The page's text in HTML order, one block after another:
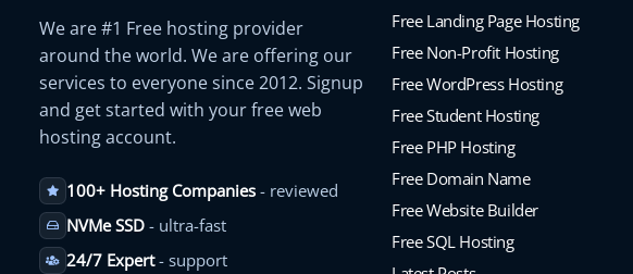
We are #1 Free hosting provider
around the world. We are offering our
services to everyone since 2012. Signup
and get started with your free web
hosting account.
100+ Hosting Companies- reviewed
NVMe SSD- ultra-fast
24/7 Expert- support
Free Landing Page Hosting
Free Non-Profit Hosting
Free WordPress Hosting
Free Student Hosting
Free PHP Hosting
Free Domain Name
Free Website Builder
Free SQL Hosting